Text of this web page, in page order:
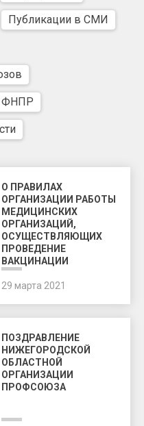
Публикации в СМИ
ФНПР
О ПРАВИЛАХ
ОРГАНИЗАЦИИ РАБОТЫ
МЕДИЦИНСКИХ
ОРГАНИЗАЦИЙ,
ОСУЩЕСТВЛЯЮЩИХ
ПРОВЕДЕНИЕ
ВАКЦИНАЦИИ
29 марта 2021
ПОЗДРАВЛЕНИЕ
НИЖЕГОРОДСКОЙ
ОБЛАСТНОЙ
ОРГАНИЗАЦИИ
ПРОФСОЮЗА